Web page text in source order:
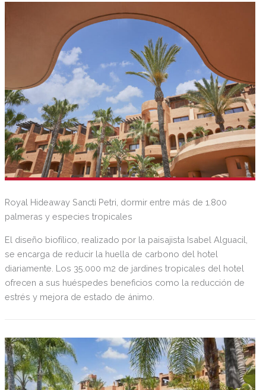
Royal Hideaway Sancti Petri, dormir entre más de 1.800
palmeras y especies tropicales
El diseño biofílico, realizado por la paisajista Isabel Alguacil,
se encarga de reducir la huella de carbono del hotel
diariamente. Los 35.000 m2 de jardines tropicales del hotel
ofrecen a sus huéspedes beneficios como la reducción de
estrés y mejora de estado de ánimo.